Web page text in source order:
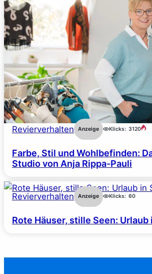
Revierverhalten Anzeige Klicks: 3120
Farbe, Stil und Wohlbefinden:
Studio von Anja Rippa-Pauli
Revierverhalten Anzeige Klicks: 60
Rote Häuser, stille Seen: Urlaub